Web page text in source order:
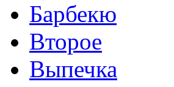
Барбекю
Второе
Выпечка